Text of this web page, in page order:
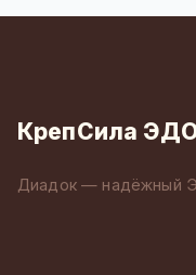
КрепСила
Диадок — надёжный